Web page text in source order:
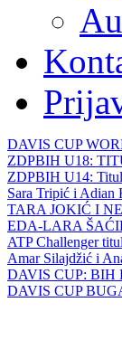
DAVIS CUP
ZDPBIH U18:
ZDPBIH U14:
Sara Tripić i Adian
TARA JOKIĆ I
EDA-LARA
ATP Challenger
Amar Silajdžić i
DAVIS CUP: BIH
DAVIS CUP